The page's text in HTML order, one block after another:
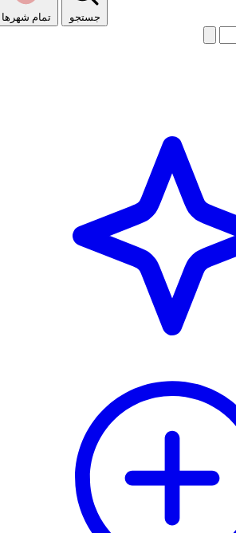
تمام شهر‌ها جستجو